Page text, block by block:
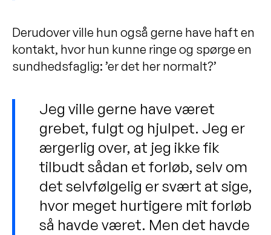
Derudover ville hun også gerne have haft en
kontakt, hvor hun kunne ringe og spørge en
sundhedsfaglig: ’er det her normalt?’
Jeg ville gerne have været
grebet, fulgt og hjulpet. Jeg er
ærgerlig over, at jeg ikke fik
tilbudt sådan et forløb, selv om
det selvfølgelig er svært at sige,
hvor meget hurtigere mit forløb
så havde været. Men det havde